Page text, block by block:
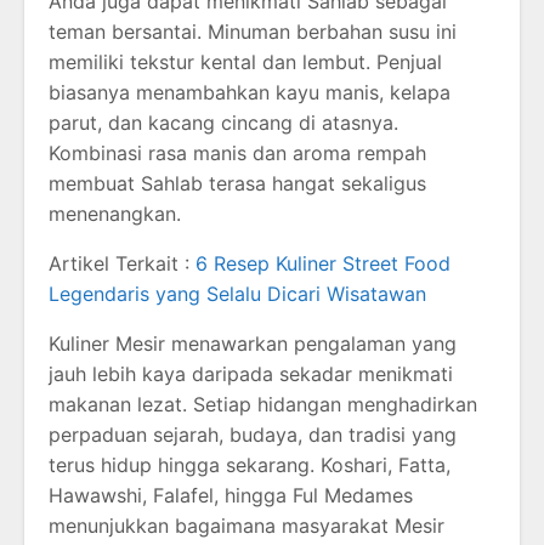
teman bersantai. Minuman berbahan susu ini
memiliki tekstur kental dan lembut. Penjual
biasanya menambahkan kayu manis, kelapa
parut, dan kacang cincang di atasnya.
Kombinasi rasa manis dan aroma rempah
membuat Sahlab terasa hangat sekaligus
menenangkan.
Artikel Terkait : 6 Resep Kuliner Street Food
Legendaris yang Selalu Dicari Wisatawan
Kuliner Mesir menawarkan pengalaman yang
jauh lebih kaya daripada sekadar menikmati
makanan lezat. Setiap hidangan menghadirkan
perpaduan sejarah, budaya, dan tradisi yang
terus hidup hingga sekarang. Koshari, Fatta,
Hawawshi, Falafel, hingga Ful Medames
menunjukkan bagaimana masyarakat Mesir